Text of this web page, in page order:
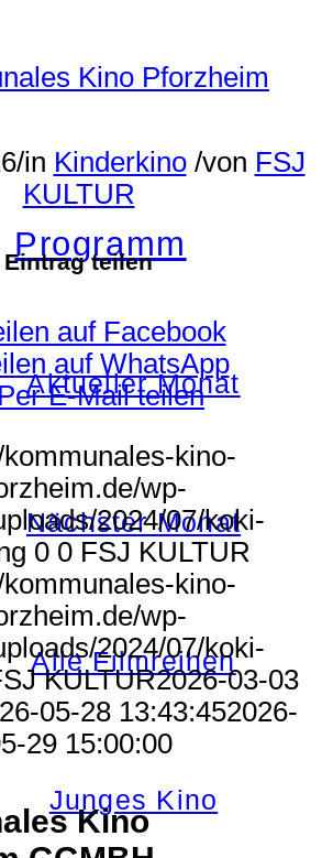
Programm
Aktueller Monat
Nächster Monat
Alle Filmreihen
Junges Kino
/in Kinderkino /von FSJ
KULTUR
Eintrag teilen
auf Facebook
auf WhatsApp
Per E-Mail teilen
kino-
wp-
2024/07/koki-
0 0 FSJ KULTUR
kino-
wp-
2024/07/koki-
KULTUR2026-03-03
05-28 13:43:452026-
29 15:00:00
Kino